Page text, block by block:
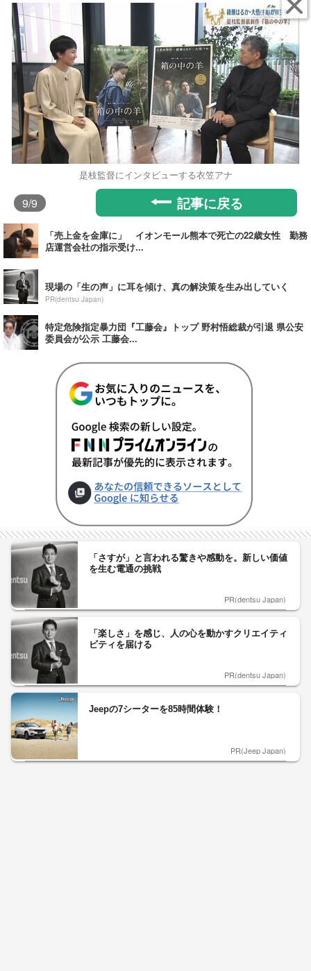
是枝監督にインタビューする衣笠アナ
9/9 記事に戻る
「売上金を金庫に」 イオンモール熊本で死亡の22歳女性 勤務
店運営会社の指示受け...
現場の「生の声」に耳を傾け、真の解決策を生み出していく
PR(dentsu Japan)
特定危険指定暴力団『工藤会』トップ 野村悟総裁が引退 県公安
委員会が公示 工藤会...
「さすが」と言われる驚きや感動を。新しい価値
を生む電通の挑戦
PR(dentsu Japan)
「楽しさ」を感じ、人の心を動かすクリエイティ
ビティを届ける
PR(dentsu Japan)
Jeepの7シーターを85時間体験！
PR(Jeep Japan)